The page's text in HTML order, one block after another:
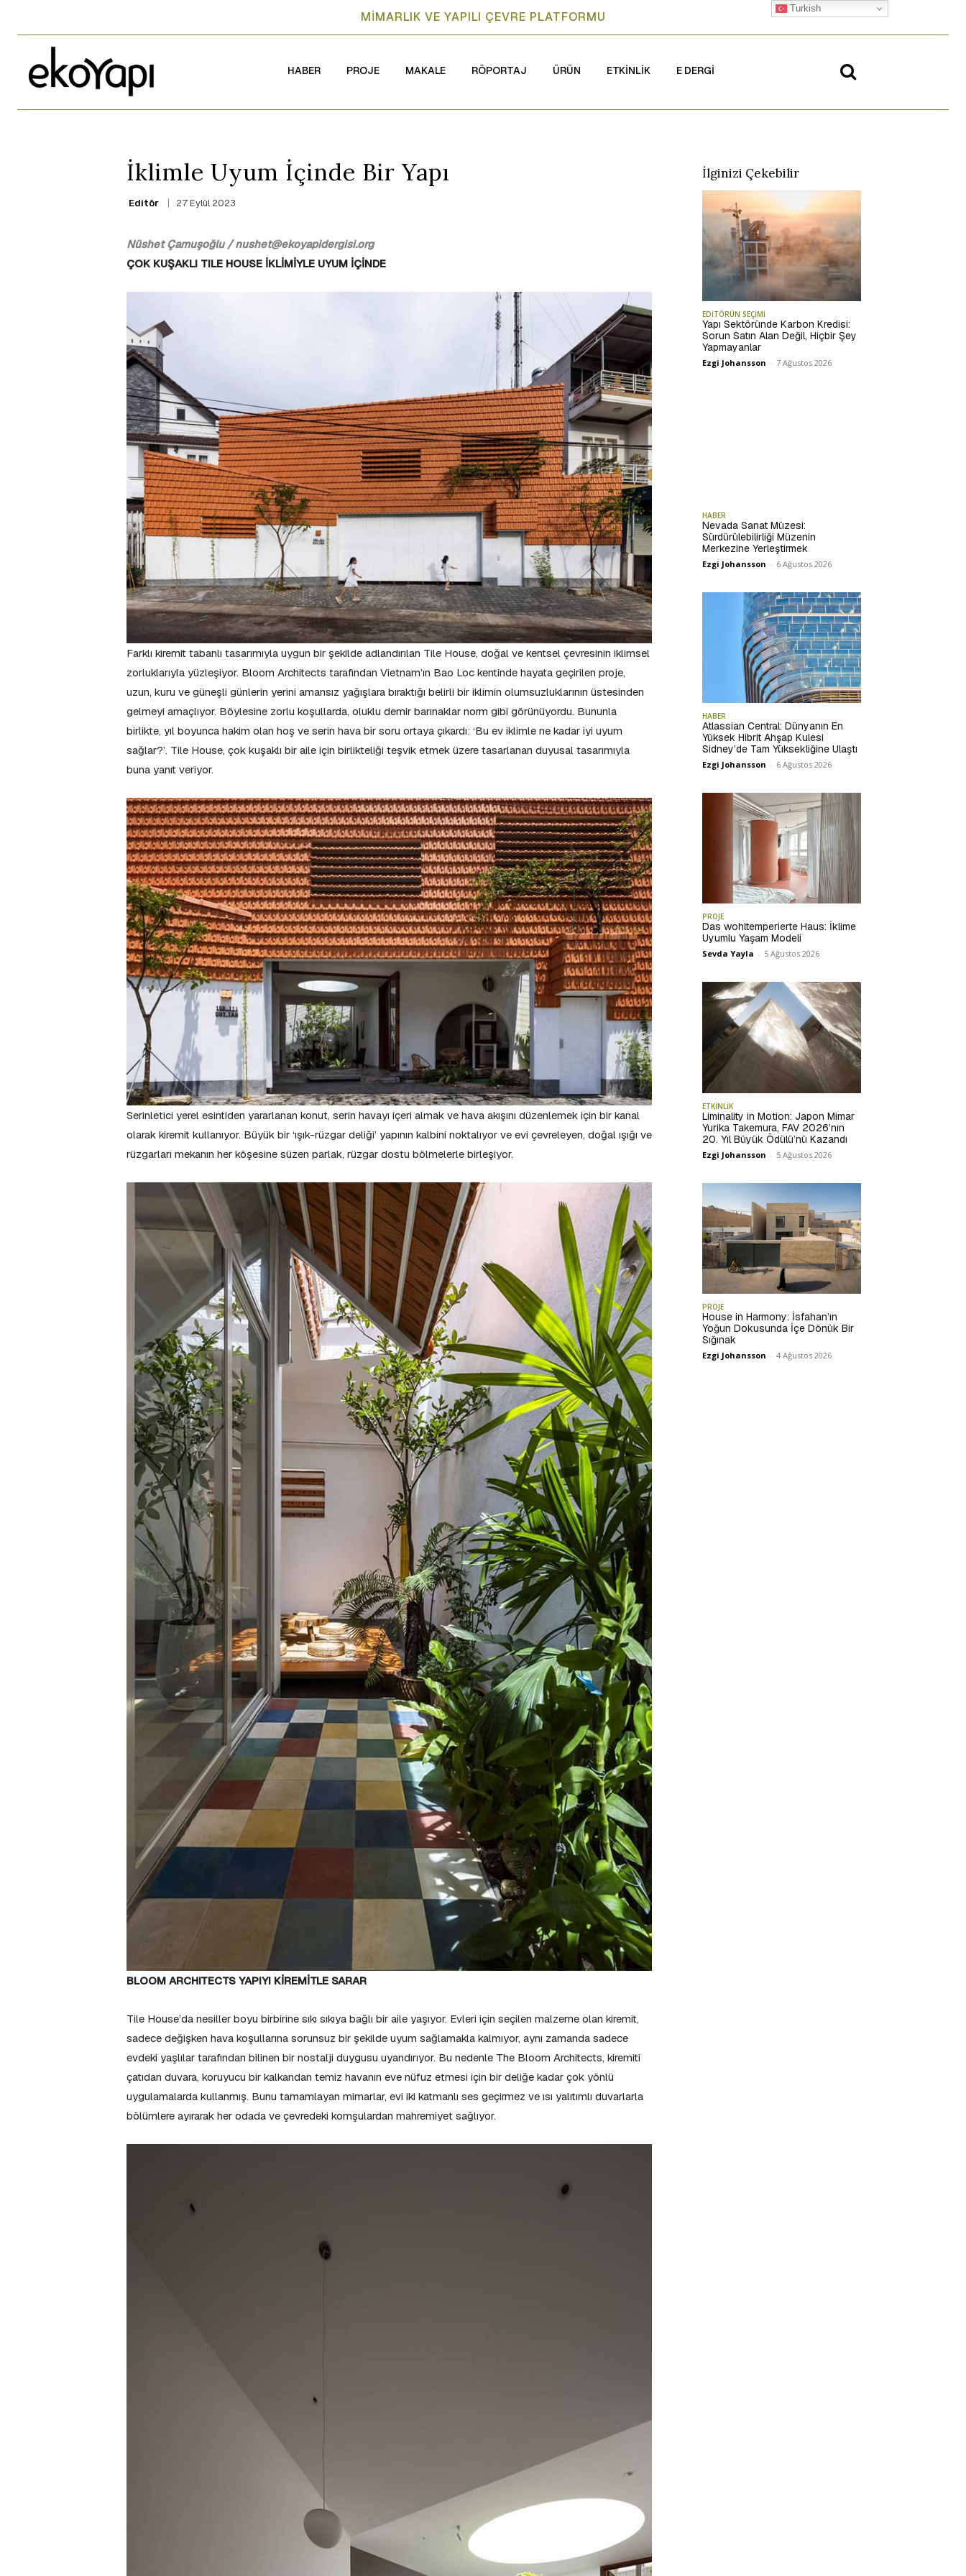
MİMARLIK VE YAPILI ÇEVRE PLATFORMU
HABER PROJE MAKALE RÖPORTAJ ÜRÜN ETKİNLİK E DERGİ
İklimle Uyum İçinde Bir Yapı
Editör 27 Eylül 2023
Nüshet Çamuşoğlu / nushet@ekoyapidergisi.org
ÇOK KUŞAKLI TILE HOUSE İKLİMİYLE UYUM İÇİNDE
Farklı kiremit tabanlı tasarımıyla uygun bir şekilde adlandırılan Tile House, doğal ve kentsel çevresinin iklimsel
zorluklarıyla yüzleşiyor. Bloom Architects tarafından Vietnam’ın Bao Loc kentinde hayata geçirilen proje,
uzun, kuru ve güneşli günlerin yerini amansız yağışlara bıraktığı belirli bir iklimin olumsuzluklarının üstesinden
gelmeyi amaçlıyor. Böylesine zorlu koşullarda, oluklu demir barınaklar norm gibi görünüyordu. Bununla
birlikte, yıl boyunca hakim olan hoş ve serin hava bir soru ortaya çıkardı: ‘Bu ev iklimle ne kadar iyi uyum
sağlar?’. Tile House, çok kuşaklı bir aile için birlikteliği teşvik etmek üzere tasarlanan duyusal tasarımıyla
buna yanıt veriyor.
Serinletici yerel esintiden yararlanan konut, serin havayı içeri almak ve hava akışını düzenlemek için bir kanal
olarak kiremit kullanıyor. Büyük bir ‘ışık-rüzgar deliği’ yapının kalbini noktalıyor ve evi çevreleyen, doğal ışığı ve
rüzgarları mekanın her köşesine süzen parlak, rüzgar dostu bölmelerle birleşiyor.
BLOOM ARCHITECTS YAPIYI KİREMİTLE SARAR
Tile House’da nesiller boyu birbirine sıkı sıkıya bağlı bir aile yaşıyor. Evleri için seçilen malzeme olan kiremit,
sadece değişken hava koşullarına sorunsuz bir şekilde uyum sağlamakla kalmıyor, aynı zamanda sadece
evdeki yaşlılar tarafından bilinen bir nostalji duygusu uyandırıyor. Bu nedenle The Bloom Architects, kiremiti
çatıdan duvara, koruyucu bir kalkandan temiz havanın eve nüfuz etmesi için bir deliğe kadar çok yönlü
uygulamalarda kullanmış. Bunu tamamlayan mimarlar, evi iki katmanlı ses geçirmez ve ısı yalıtımlı duvarlarla
bölümlere ayırarak her odada ve çevredeki komşulardan mahremiyet sağlıyor.
İlginizi Çekebilir
EDİTÖRÜN SEÇİMİ
Yapı Sektöründe Karbon Kredisi:
Sorun Satın Alan Değil, Hiçbir Şey
Yapmayanlar
Ezgi Johansson - 7 Ağustos 2026
HABER
Nevada Sanat Müzesi:
Sürdürülebilirliği Müzenin
Merkezine Yerleştirmek
Ezgi Johansson - 6 Ağustos 2026
HABER
Atlassian Central: Dünyanın En
Yüksek Hibrit Ahşap Kulesi
Sidney’de Tam Yüksekliğine Ulaştı
Ezgi Johansson - 6 Ağustos 2026
PROJE
Das wohltemperierte Haus: İklime
Uyumlu Yaşam Modeli
Sevda Yayla - 5 Ağustos 2026
ETKİNLİK
Liminality in Motion: Japon Mimar
Yurika Takemura, FAV 2026’nın
20. Yıl Büyük Ödülü’nü Kazandı
Ezgi Johansson - 5 Ağustos 2026
PROJE
House in Harmony: İsfahan’ın
Yoğun Dokusunda İçe Dönük Bir
Sığınak
Ezgi Johansson - 4 Ağustos 2026
Turkish